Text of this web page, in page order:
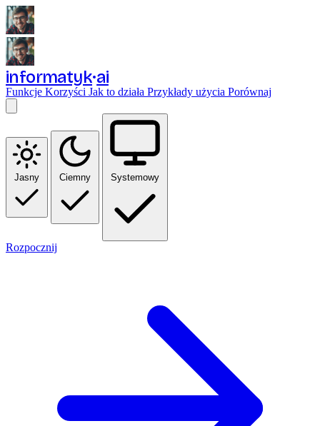
informatyk ai
Funkcje Korzyści Jak to działa Przykłady użycia Porównaj
Jasny Ciemny Systemowy
Rozpocznij